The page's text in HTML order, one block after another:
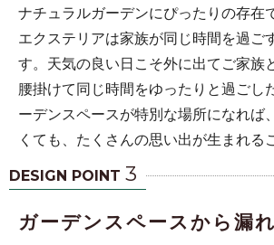
ナチュラルガーデンにぴったりの存在
エクステリアは家族が同じ時間を過ご
す。天気の良い日こそ外に出てご家族
腰掛けて同じ時間をゆったりと過ごし
ーデンスペースが特別な場所になれば
くても、たくさんの思い出が生まれる
DESIGN POINT 3
ガーデンスペースから漏